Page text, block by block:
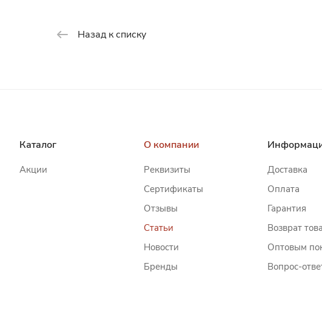
Назад к списку
Каталог
Акции
О компании
Реквизиты
Сертификаты
Отзывы
Статьи
Новости
Бренды
Доставка
Оплата
Гарантия
Возврат
Оптовым
Вопрос-